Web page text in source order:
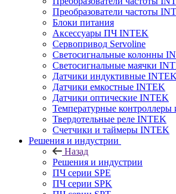
Преобразователи частоты
Блоки питания
Аксессуары ПЧ INTEK
Сервопривод Servoline
Светосигнальные колонны
Светосигнальные маячки
Датчики индуктивные INTEK
Датчики емкостные INTEK
Датчики оптические INTEK
Температурные
Твердотельные реле INTEK
Счетчики и таймеры INTEK
Решения и индустрии
Назад
Решения и индустрии
ПЧ серии SPE
ПЧ серии SPK